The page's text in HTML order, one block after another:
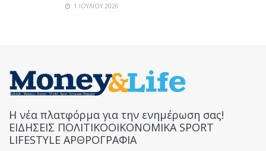
1 ΙΟΥΛΊΟΥ 2026
Η νέα πλατφόρμα για την ενημέρωση σας!
ΕΙΔΗΣΕΙΣ ΠΟΛΙΤΙΚΟΟΙΚΟΝΟΜΙΚΑ SPORT
LIFESTYLE ΑΡΘΡΟΓΡΑΦΙΑ